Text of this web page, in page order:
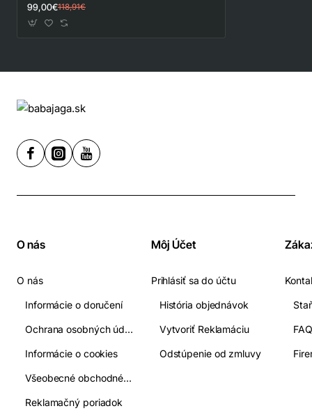
99,00€118,91€
O nás
O nás
Informácie o doručení
Ochrana osobných údajov
Informácie o cookies
Všeobecné obchodné podmienky
Reklamačný poriadok
Môj Účet
Prihlásiť sa do účtu
História objednávok
Vytvoriť Reklamáciu
Odstúpenie od zmluvy